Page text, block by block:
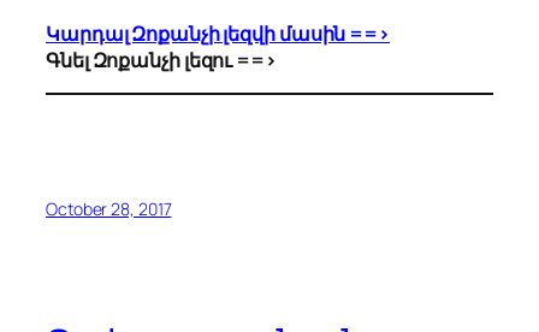
Կարդալ Զոքանչի լեզվի մասին ==>
Գնել Զոքանչի լեզու ==>
October 28, 2017